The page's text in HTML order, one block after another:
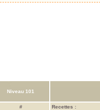
Niveau 101
# Recettes :